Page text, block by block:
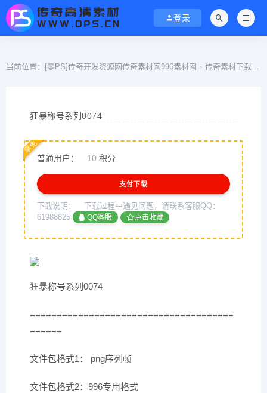
登录
当前位置： [零PS]传奇开发资源网传奇素材网996素材网 > 传奇素材下载
狂暴称号系列0074
普通用户： 10 积分
享免
支付下载
下载说明：
下载过程中遇见问题，请联系客服QQ：
61988825
QQ客服 点击收藏
狂暴称号系列0074
======================================
======
文件包格式1： png序列帧
文件包格式2：996专用格式